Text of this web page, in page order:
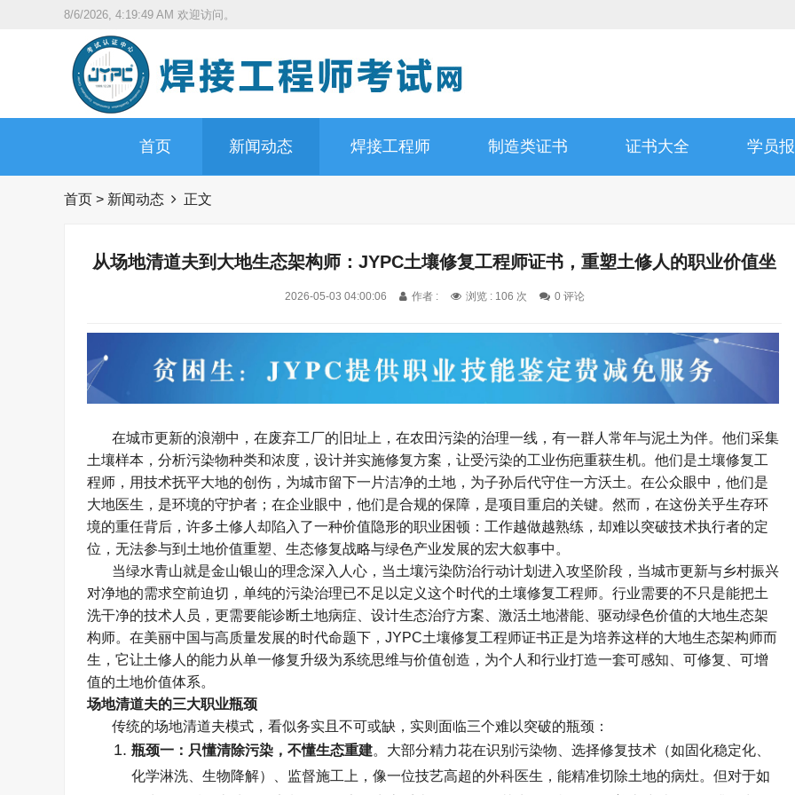
8/6/2026, 4:19:50 AM 欢迎访问。
首页 新闻动态 焊接工程师 制造类证书 证书大全 学员
首页 > 新闻动态 正文
从场地清道夫到大地生态架构师：JYPC土壤修复工程师证书，重塑土修人的职业价值坐
标
2026-05-03 04:00:06 作者 : 浏览 : 106 次 0 评论
在城市更新的浪潮中，在废弃工厂的旧址上，在农田污染的治理一线，有一群人常年与泥土为伴。他们采集
土壤样本，分析污染物种类和浓度，设计并实施修复方案，让受污染的工业伤疤重获生机。他们是土壤修复工
程师，用技术抚平大地的创伤，为城市留下一片洁净的土地，为子孙后代守住一方沃土。在公众眼中，他们是
大地医生，是环境的守护者；在企业眼中，他们是合规的保障，是项目重启的关键。然而，在这份关乎生存环
境的重任背后，许多土修人却陷入了一种价值隐形的职业困顿：工作越做越熟练，却难以突破技术执行者的定
位，无法参与到土地价值重塑、生态修复战略与绿色产业发展的宏大叙事中。
当绿水青山就是金山银山的理念深入人心，当土壤污染防治行动计划进入攻坚阶段，当城市更新与乡村振兴
对净地的需求空前迫切，单纯的污染治理已不足以定义这个时代的土壤修复工程师。行业需要的不只是能把土
洗干净的技术人员，更需要能诊断土地病症、设计生态治疗方案、激活土地潜能、驱动绿色价值的大地生态架
构师。在美丽中国与高质量发展的时代命题下， JYPC土壤修复工程师证书正是为培养这样的大地生态架构师而
生，它让土修人的能力从单一修复升级为系统思维与价值创造，为个人和行业打造一套可感知、可修复、可增
值的土地价值体系。
场地清道夫的三大职业瓶颈
传统的场地清道夫模式，看似务实且不可或缺，实则面临三个难以突破的瓶颈：
瓶颈一：只懂清除污染，不懂生态重建。大部分精力花在识别污染物、选择修复技术（如固化稳定化、
化学淋洗、生物降解）、监督施工上，像一位技艺高超的外科医生，能精准切除土地的病灶。但对于如